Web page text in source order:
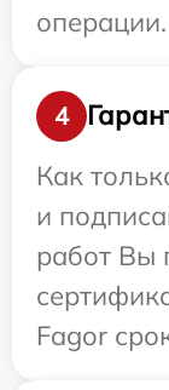
операции.
4
Как
и
работ Вы
Fagor